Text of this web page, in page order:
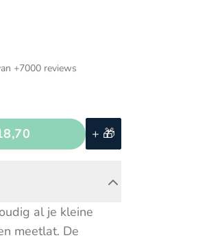
Speelgarages, auto's &
Speeltenten & speeltunnels
+7000 reviews
+ 🎁
al je kleine
meetlat. De